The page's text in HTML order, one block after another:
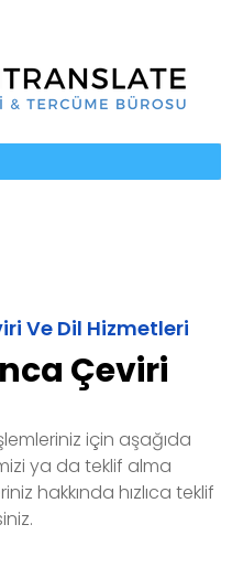
Ve Dil Hizmetleri
Çeviri
için aşağıda
ya da teklif alma
hakkında hızlıca teklif